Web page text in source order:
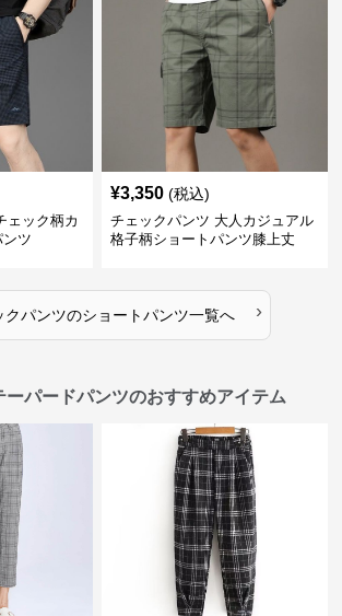
ェック柄カ
ツ
¥3,350 (税込)
チェックパンツ 大人カジュアル
格子柄ショートパンツ膝上丈
クパンツのショートパンツ一覧へ ›
ーパードパンツのおすすめアイテム